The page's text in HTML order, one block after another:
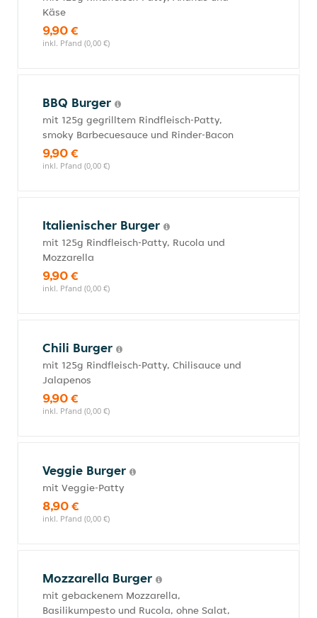
Käse
9,90 €
inkl. Pfand (0,00 €)
BBQ Burger
mit 125g gegrilltem Rindfleisch-Patty,
smoky Barbecuesauce und Rinder-Bacon
9,90 €
inkl. Pfand (0,00 €)
Italienischer Burger
mit 125g Rindfleisch-Patty, Rucola und
Mozzarella
9,90 €
inkl. Pfand (0,00 €)
Chili Burger
mit 125g Rindfleisch-Patty, Chilisauce und
Jalapenos
9,90 €
inkl. Pfand (0,00 €)
Veggie Burger
mit Veggie-Patty
8,90 €
inkl. Pfand (0,00 €)
Mozzarella Burger
mit gebackenem Mozzarella,
Basilikumpesto und Rucola, ohne Salat,